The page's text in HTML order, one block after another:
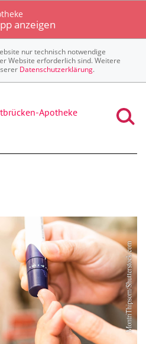
anzeigen
nur technisch notwendige
Website erforderlich sind. Weitere
Datenschutzerklärung.